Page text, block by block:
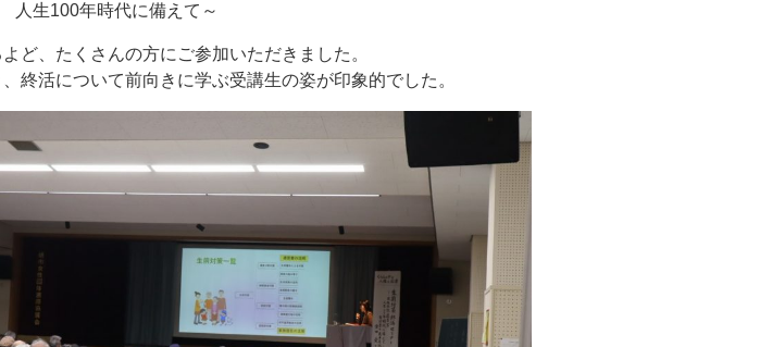
人生100年時代に備えて～
ど、たくさんの方にご参加いただきました。
終活について前向きに学ぶ受講生の姿が印象的でした。